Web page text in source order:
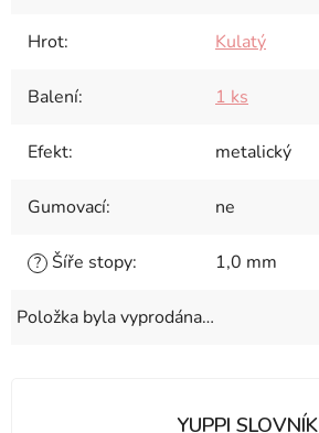
Hrot: Kulatý
Balení: 1 ks
Efekt: metalický
Gumovací: ne
? Šíře stopy: 1,0 mm
Položka byla vyprodána…
YUPPI SLOVNÍK